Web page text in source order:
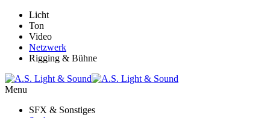
Licht
Ton
Video
Netzwerk
Rigging & Bühne
Menu
SFX & Sonstiges